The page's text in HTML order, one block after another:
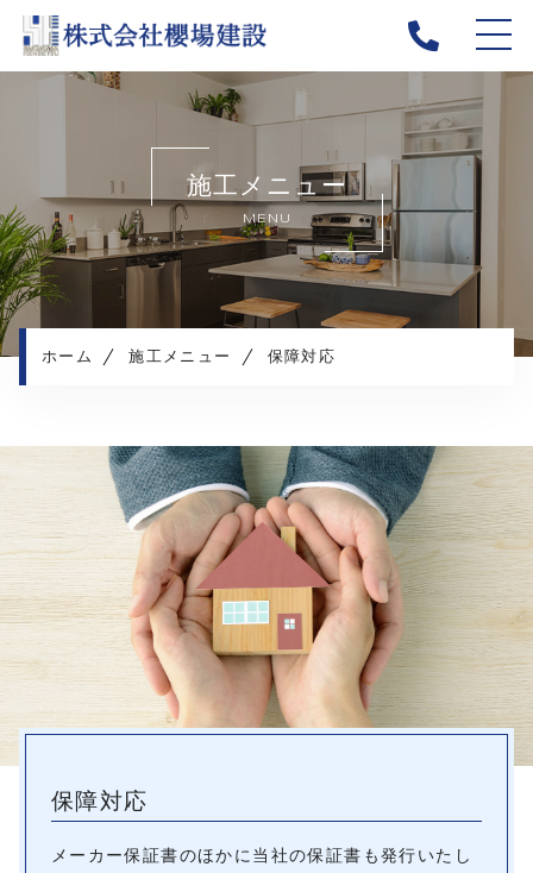
ホーム
新着情報
施工メニュー
施工実績
施工の流れ
施工メニュー
MENU
ホーム 施工メニュー 保障対応
保障対応
メーカー保証書のほかに当社の保証書も発行いたし